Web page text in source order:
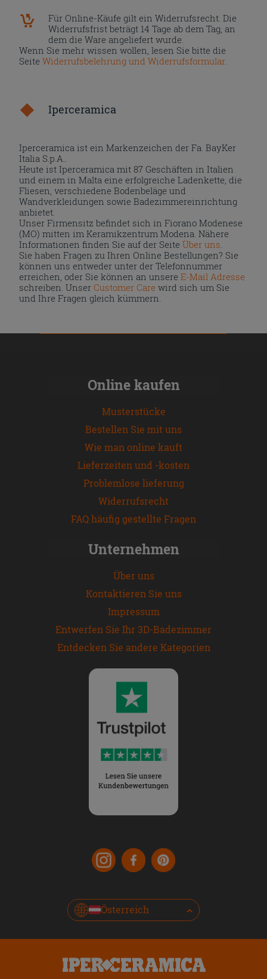
Für Online-Käufe gilt ein Widerrufsrecht. Die
Widerrufsfrist beträgt 14 Tage ab dem Tag, an
dem die Ware angeliefert wurde.
Wenn Sie mehr wissen wollen, lesen Sie bitte die
SeiteWiderrufsbelehrung und Widerrufsformular.
Iperceramica
Iperceramica ist ein Markenzeichen der Fa. BayKer
Italia S.p.A..
Heute ist Iperceramica mit 87 Geschäften in Italien
und einem in Malta eine erfolgreiche Ladenkette, die
Fliesen, verschiedene Bodenbeläge und
Wandverkleidungen sowie Badezimmereinrichtung
anbietet.
Unser Firmensitz befindet sich in Fiorano Modenese
(MO) mitten im Keramikzentrum Modena. Nähere
Informationen finden Sie auf der Seite Über uns
Sie haben Fragen zu Ihren Online Bestellungen? Sie
können uns entweder unter der Telefonnummer
erreichen, oder Sie können an unsereE-Mail Adresse
schreiben. UnserCustomer Care wird sich um Sie
und Ihre Fragen gleich kümmern.
Online kaufen
Musterstücke
Bestellen Sie mit uns
Wie man online kauft
Lieferzeiten und -kosten
Problemlose lieferung
Widerrufsrecht
FAQ häufig gestellte Fragen
Unternehmen
Über uns
Kontaktieren Sie uns
Impressum
Entwerfen Sie Ihr 3D-Badezimmer
Entdecken Sie andere Kategorien
Österreich